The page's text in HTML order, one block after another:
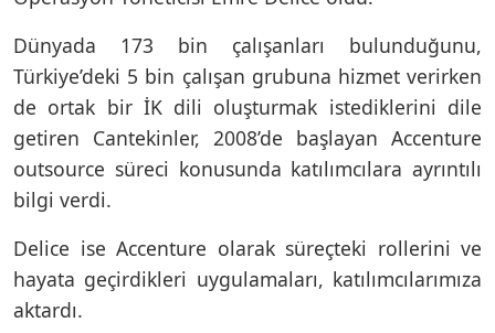
Dünyada 173 bin çalışanları bulunduğunu,
Türkiye’deki 5 bin çalışan grubuna hizmet verirken
de ortak bir İK dili oluşturmak istediklerini dile
getiren Cantekinler, 2008’de başlayan Accenture
outsource süreci konusunda katılımcılara ayrıntılı
bilgi verdi.
Delice ise Accenture olarak süreçteki rollerini ve
hayata geçirdikleri uygulamaları, katılımcılarımıza
aktardı.